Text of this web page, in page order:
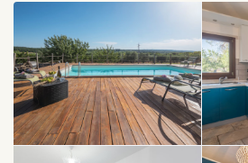
Tout autour le calme absolu avec un
d’olivier et d’arbres fruitiers.
La première maison (uno) est une
région d’Alberobello. Elle se
salle de bain. Un salon avec son
une cuisine équipée à vue.
La deuxième maison (due) est de
(2014), elle offre tout le confort